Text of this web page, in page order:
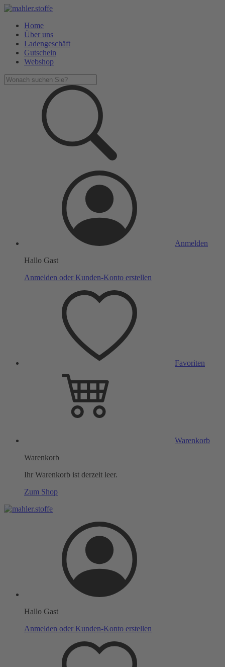
Home
Über uns
Ladengeschäft
Gutschein
Webshop
Anmelden
Hallo Gast
Anmelden oder Kunden-Konto erstellen
Favoriten
Warenkorb
Warenkorb
Ihr Warenkorb ist derzeit leer.
Zum Shop
Hallo Gast
Anmelden oder Kunden-Konto erstellen